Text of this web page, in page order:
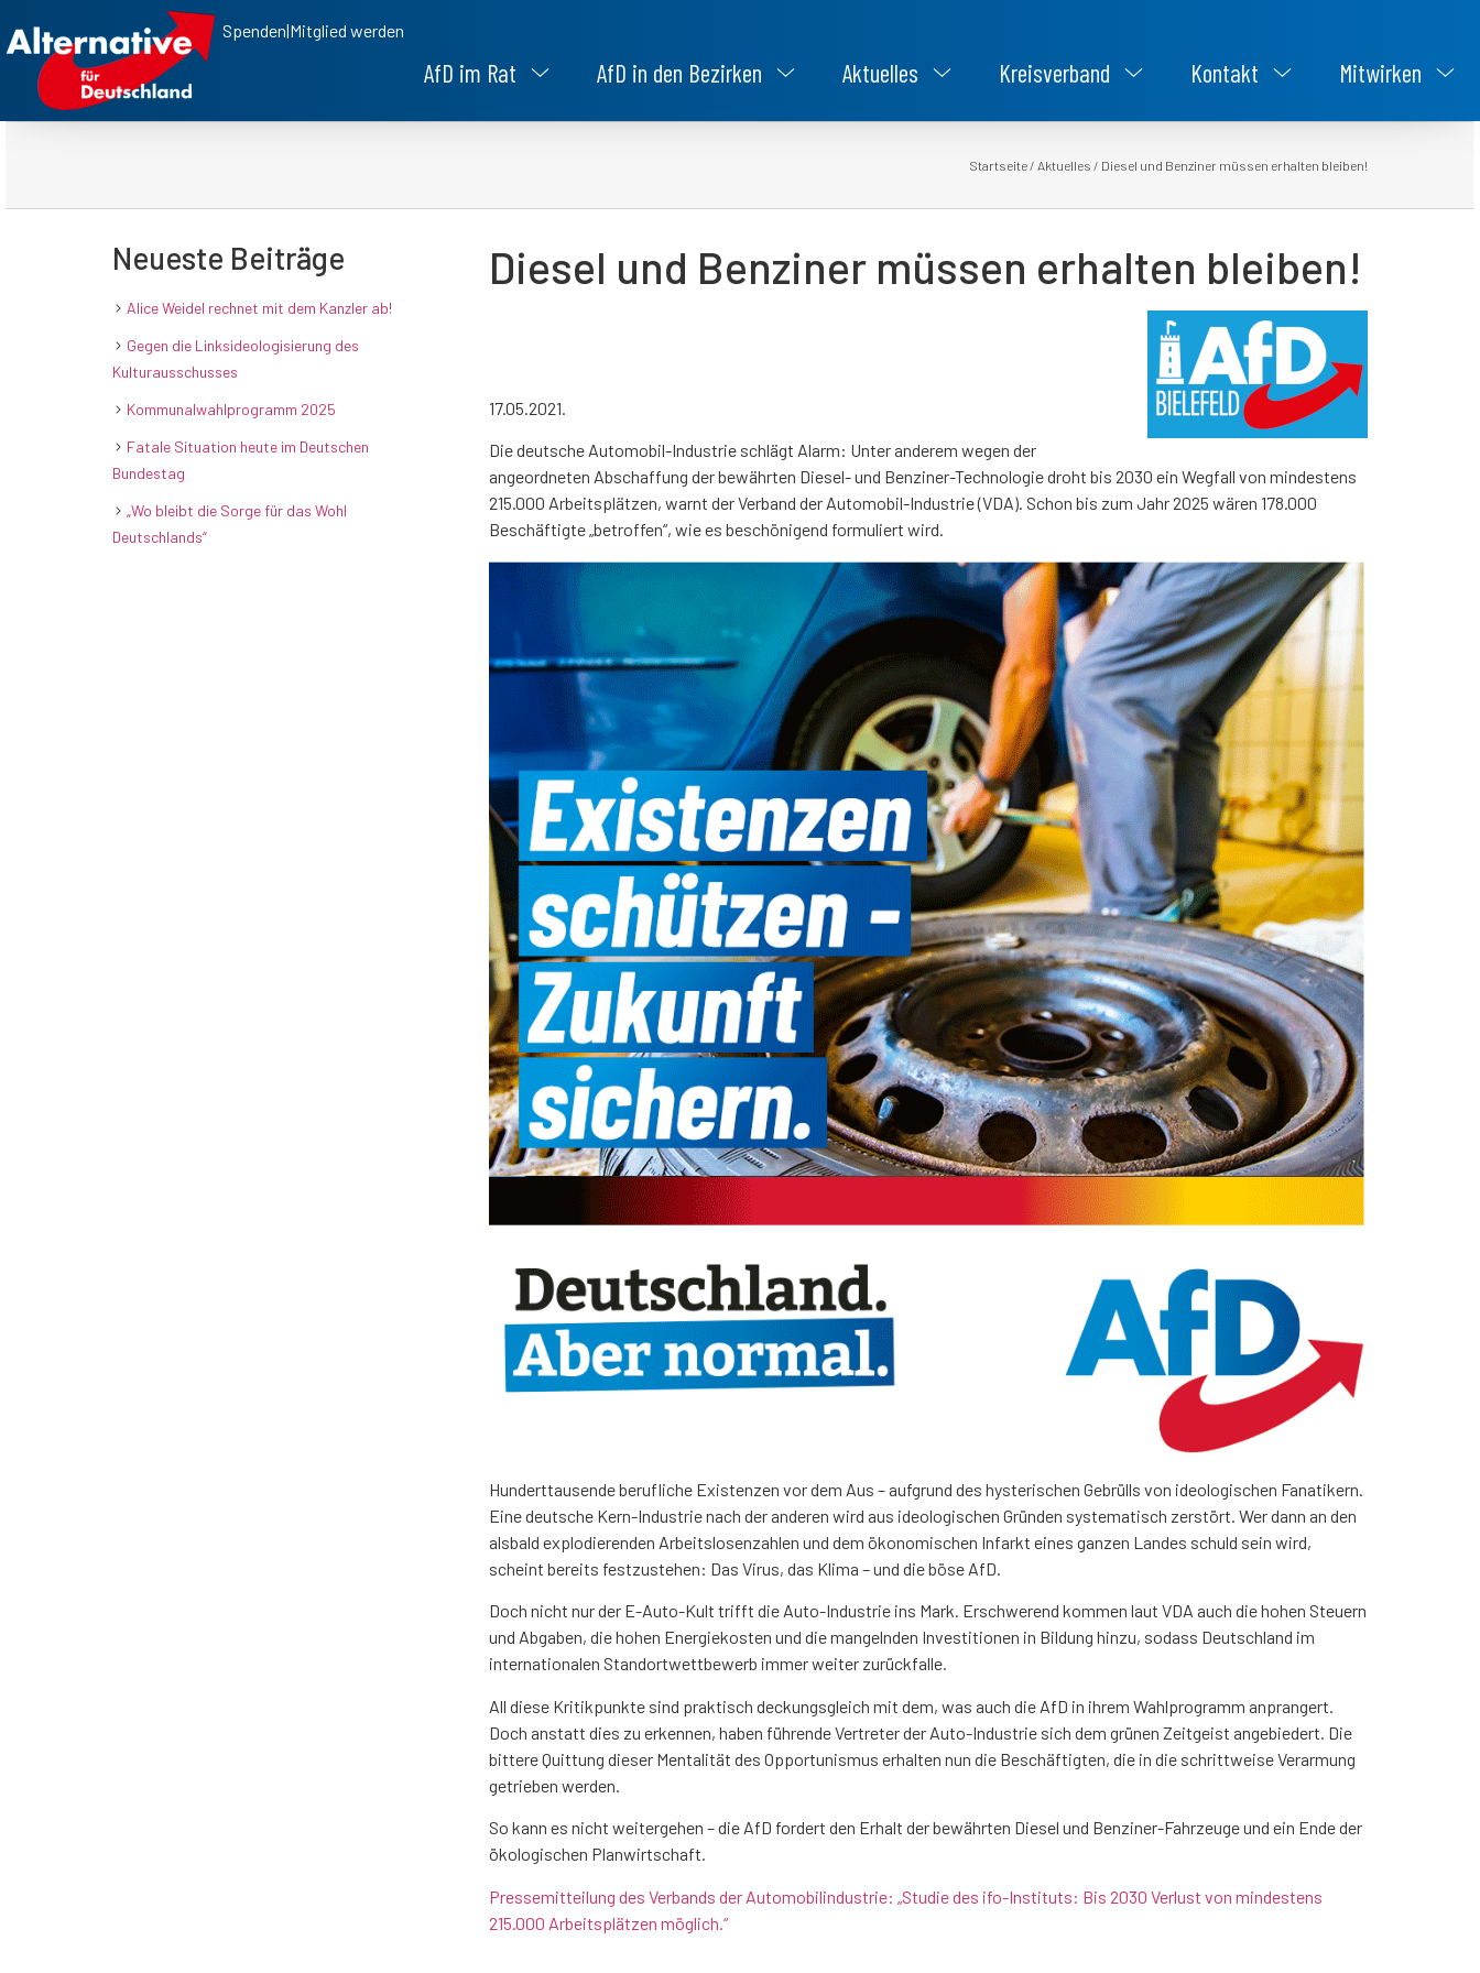
Spenden|Mitglied werden
AfD im Rat AfD in den Bezirken Aktuelles Kreisverband Kontakt Mitwirken
Startseite / Aktuelles / Diesel und Benziner müssen erhalten bleiben!
Neueste Beiträge
Alice Weidel rechnet mit dem Kanzler ab!
Gegen die Linksideologisierung des
Kulturausschusses
Kommunalwahlprogramm 2025
Fatale Situation heute im Deutschen
Bundestag
„Wo bleibt die Sorge für das Wohl
Deutschlands“
Diesel und Benziner müssen erhalten bleiben!
17.05.2021.
Die deutsche Automobil-Industrie schlägt Alarm: Unter anderem wegen der
angeordneten Abschaffung der bewährten Diesel- und Benziner-Technologie droht bis 2030 ein Wegfall von mindestens
215.000 Arbeitsplätzen, warnt der Verband der Automobil-Industrie (VDA). Schon bis zum Jahr 2025 wären 178.000
Beschäftigte „betroffen“, wie es beschönigend formuliert wird.
Hunderttausende berufliche Existenzen vor dem Aus – aufgrund des hysterischen Gebrülls von ideologischen Fanatikern.
Eine deutsche Kern-Industrie nach der anderen wird aus ideologischen Gründen systematisch zerstört. Wer dann an den
alsbald explodierenden Arbeitslosenzahlen und dem ökonomischen Infarkt eines ganzen Landes schuld sein wird,
scheint bereits festzustehen: Das Virus, das Klima – und die böse AfD.
Doch nicht nur der E-Auto-Kult trifft die Auto-Industrie ins Mark. Erschwerend kommen laut VDA auch die hohen Steuern
und Abgaben, die hohen Energiekosten und die mangelnden Investitionen in Bildung hinzu, sodass Deutschland im
internationalen Standortwettbewerb immer weiter zurückfalle.
All diese Kritikpunkte sind praktisch deckungsgleich mit dem, was auch die AfD in ihrem Wahlprogramm anprangert.
Doch anstatt dies zu erkennen, haben führende Vertreter der Auto-Industrie sich dem grünen Zeitgeist angebiedert. Die
bittere Quittung dieser Mentalität des Opportunismus erhalten nun die Beschäftigten, die in die schrittweise Verarmung
getrieben werden.
So kann es nicht weitergehen – die AfD fordert den Erhalt der bewährten Diesel und Benziner-Fahrzeuge und ein Ende der
ökologischen Planwirtschaft.
Pressemitteilung des Verbands der Automobilindustrie: „Studie des ifo-Instituts: Bis 2030 Verlust von mindestens
215.000 Arbeitsplätzen möglich.“